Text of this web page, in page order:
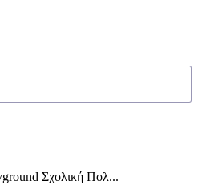
Σχολική Πολ...